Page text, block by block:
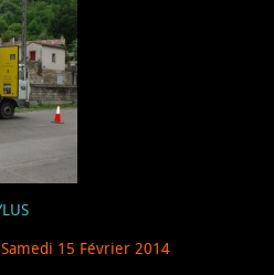
15 Février 2014